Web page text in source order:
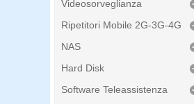
Videosorveglianza
Ripetitori Mobile 2G-3G-4G
NAS
Hard Disk
Software Teleassistenza